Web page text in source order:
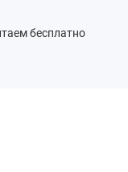
бесплатно